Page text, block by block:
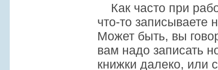
Как часто при
что-то записываете
Может быть, вы
вам надо записать
книжки далеко, или